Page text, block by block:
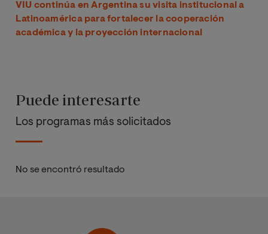
VIU continúa en Argentina su visita institucional a
Latinoamérica para fortalecer la cooperación
académica y la proyección internacional
Puede interesarte
Los programas más solicitados
No se encontró resultado